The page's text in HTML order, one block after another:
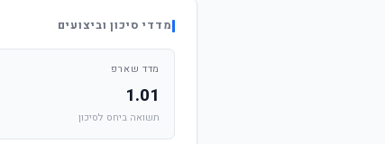
מדדי סיכון וביצועים
מדד שארפ
1.01
תשואה ביחס לסיכון